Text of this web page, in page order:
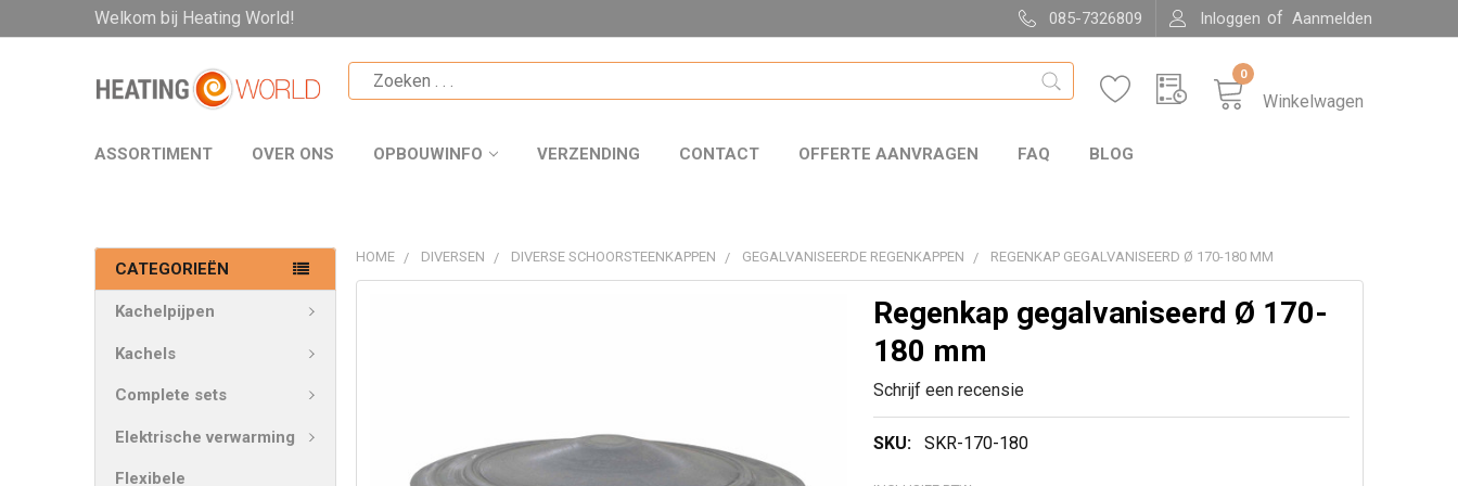
Welkom bij Heating World! 085-7326809 Inloggen of Aanmelden
Winkelwagen
0
ASSORTIMENT OVER ONS OPBOUWINFO VERZENDING CONTACT OFFERTE AANVRAGEN FAQ BLOG
CATEGORIEËN
Kachelpijpen
Kachels
Complete sets
Elektrische verwarming
Flexibele
HOME DIVERSEN DIVERSE SCHOORSTEENKAPPEN GEGALVANISEERDE REGENKAPPEN REGENKAP GEGALVANISEERD Ø 170-180 MM
Regenkap gegalvaniseerd Ø 170-
180 mm
Schrijf een recensie
SKU: SKR-170-180
VOEG